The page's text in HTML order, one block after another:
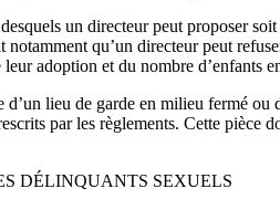
un directeur peut proposer
qu’un directeur peut
adoption et du nombre d’enfants
lieu de garde en milieu fermé
par les règlements. Cette pièce
DÉLINQUANTS SEXUELS